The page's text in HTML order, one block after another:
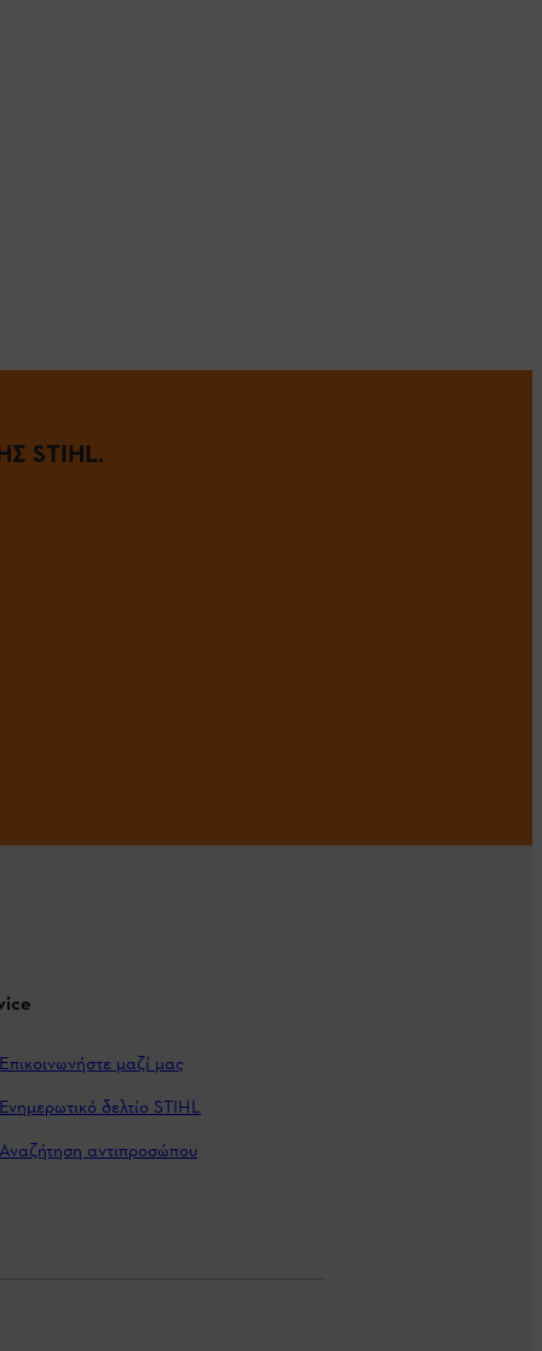
STIHL.
Επικοινωνήστε μαζί μας
Ενημερωτικό δελτίο STIHL
Αναζήτηση αντιπροσώπου